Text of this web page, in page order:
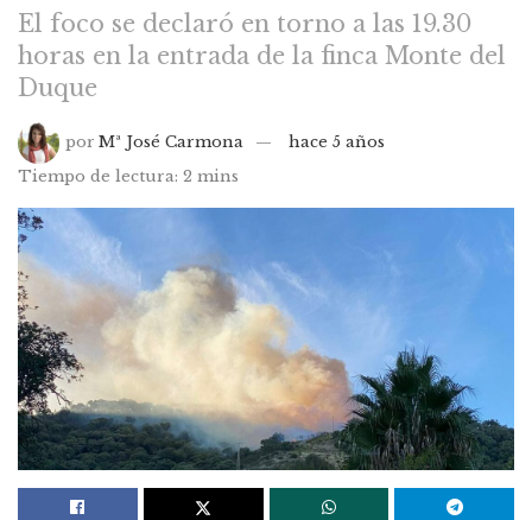
El foco se declaró en torno a las 19.30
horas en la entrada de la finca Monte del
Duque
por Mª José Carmona
hace 5 años
Tiempo de lectura: 2 mins